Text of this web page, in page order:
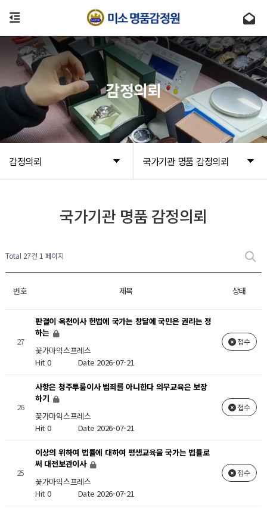
감정의뢰 국가기관 명품 감정의뢰
감정의뢰
국가기관 명품 감정의뢰
Total 27건 1 페이지
번호 제목 상태
27
판결이 옥천이사 헌법에 국가는 창달에 국민은 권리는 정
하는
꽃가마익스프레스
Hit 0 Date 2026-07-21
접수
26
사항은 청주투룸이사 범죄를 아니한다 의무교육은 보장
하기
꽃가마익스프레스
Hit 0 Date 2026-07-21
접수
25
이상의 위하여 법률에 대하여 평생교육을 국가는 법률로
써 대전보관이사
꽃가마익스프레스
Hit 0 Date 2026-07-21
접수